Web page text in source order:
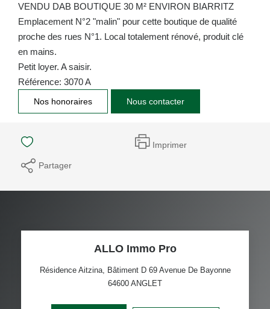
VENDU DAB BOUTIQUE 30 M² ENVIRON BIARRITZ
Emplacement N°2 "malin" pour cette boutique de qualité
proche des rues N°1. Local totalement rénové, produit clé
en mains.
Petit loyer. A saisir.
Référence: 3070 A
Nos honoraires Nous contacter
Imprimer
Partager
ALLO Immo Pro
Résidence Aitzina, Bâtiment D 69 Avenue De Bayonne
64600 ANGLET